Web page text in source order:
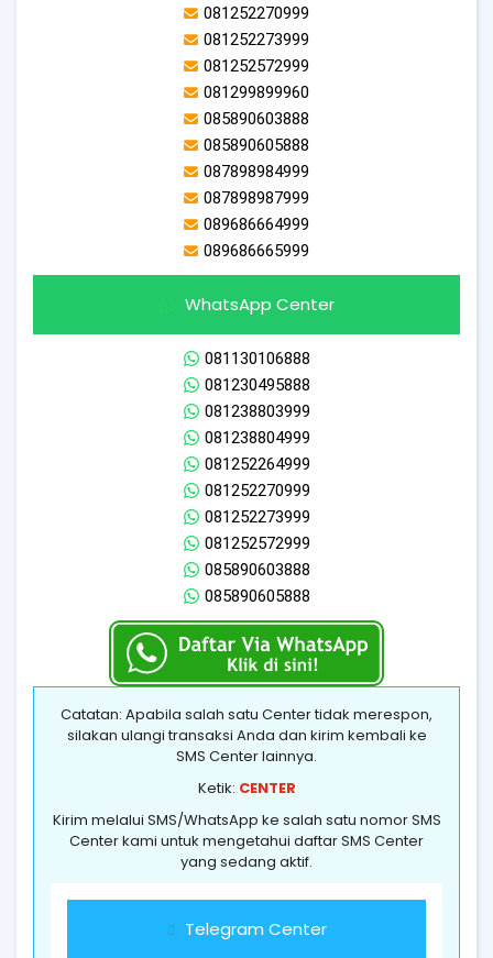
081252270999
081252273999
081252572999
081299899960
085890603888
085890605888
087898984999
087898987999
089686664999
089686665999
WhatsApp Center
081130106888
081230495888
081238803999
081238804999
081252264999
081252270999
081252273999
081252572999
085890603888
085890605888
Catatan: Apabila salah satu Center tidak merespon,
silakan ulangi transaksi Anda dan kirim kembali ke
SMS Center lainnya.
Ketik: CENTER
Kirim melalui SMS/WhatsApp ke salah satu nomor SMS
Center kami untuk mengetahui daftar SMS Center
yang sedang aktif.
Telegram Center